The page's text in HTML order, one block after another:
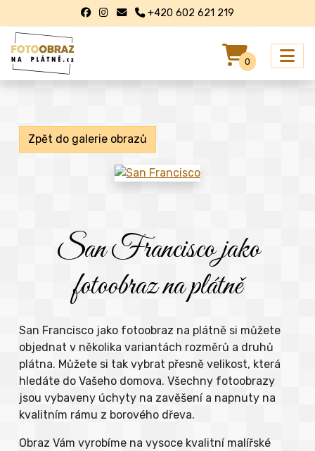
+420 602 621 219
0
Zpět do galerie obrazů
San Francisco jako
fotoobraz na plátně
San Francisco jako fotoobraz na plátně si můžete
objednat v několika variantách rozměrů a druhů
plátna. Můžete si tak vybrat přesně velikost, která
hledáte do Vašeho domova. Všechny fotoobrazy
jsou vybaveny úchyty na zavěšení a napnuty na
kvalitním rámu z borového dřeva.
Obraz Vám vyrobíme na vysoce kvalitní malířské